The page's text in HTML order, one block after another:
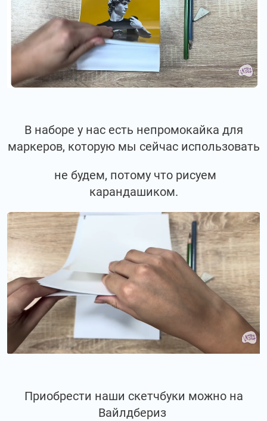
В наборе у нас есть непромокайка для
маркеров, которую мы сейчас использовать
не будем, потому что рисуем
карандашиком.
Приобрести наши скетчбуки можно на
Вайлдбериз